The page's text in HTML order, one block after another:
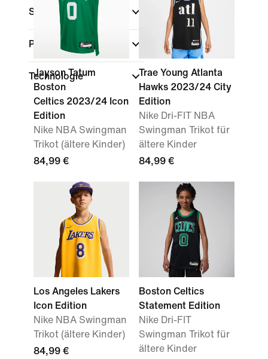
Sport
Passform
Technologie
Jayson Tatum
Boston
Celtics 2023/24 Icon
Edition
Nike NBA Swingman
Trikot (ältere Kinder)
84,99 €
Trae Young Atlanta
Hawks 2023/24 City
Edition
Nike Dri-FIT NBA
Swingman Trikot für
ältere Kinder
84,99 €
Los Angeles Lakers
Icon Edition
Nike NBA Swingman
Trikot (ältere Kinder)
84,99 €
Boston Celtics
Statement Edition
Nike Dri-FIT
Swingman Trikot für
ältere Kinder